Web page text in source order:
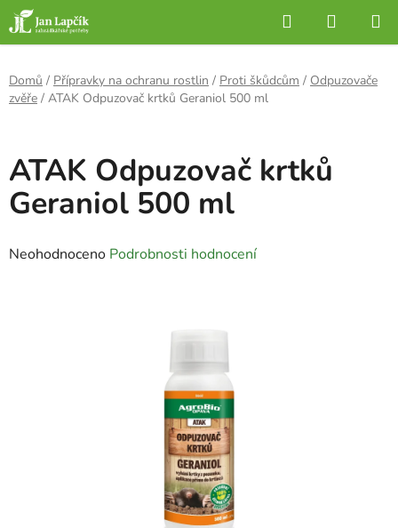
Přejít
na
obsah
Hledat
KOŠÍK
Domů / Přípravky na ochranu rostlin / Proti škůdcům / Odpuzovače
zvěře / ATAK Odpuzovač krtků Geraniol 500 ml
ATAK Odpuzovač krtků
Geraniol 500 ml
Průměrné
Neohodnoceno Podrobnosti hodnocení